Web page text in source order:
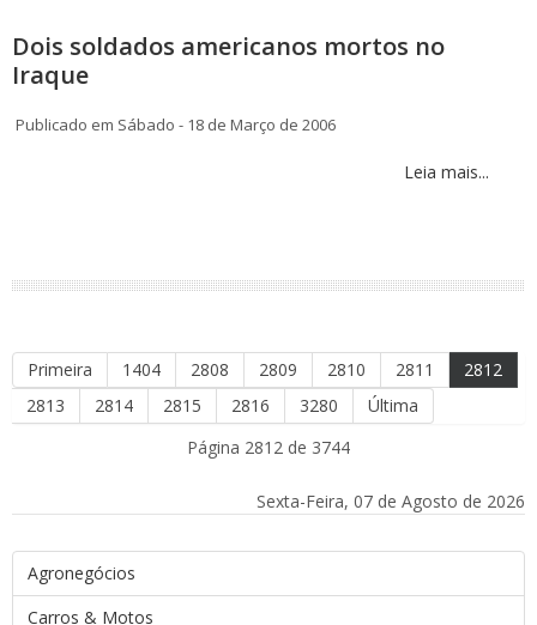
Dois soldados americanos mortos no
Iraque
Publicado em Sábado - 18 de Março de 2006
Leia mais...
Primeira 1404 2808 2809 2810 2811
2812
2813
2814 2815 2816 3280
Última
Página 2812 de 3744
Sexta-Feira, 07 de Agosto de 2026
Agronegócios
Carros & Motos